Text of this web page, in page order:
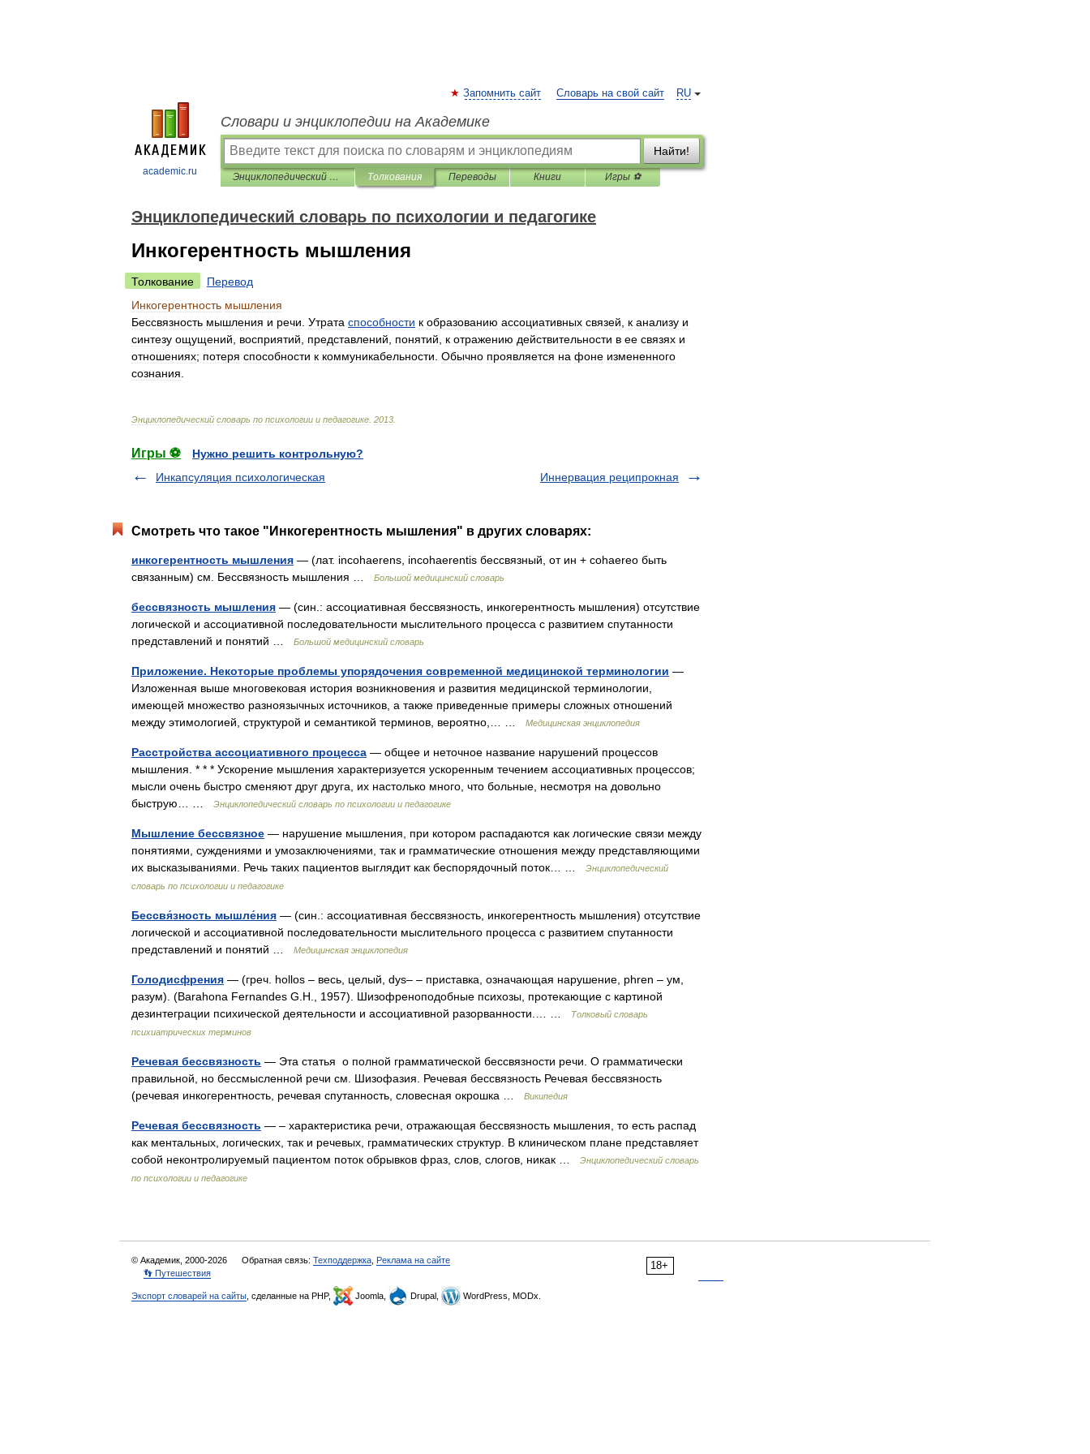
academic.ru
RU
Запомнить сайт Словарь на свой сайт
Словари и энциклопедии на Академике
Найти!
Энциклопедический словарь по психологии и педагогике Толкования Переводы Книги Игры ⚽
Энциклопедический словарь по психологии и педагогике
Инкогерентность мышления
Толкование
Перевод
Инкогерентность мышления
Бессвязность мышления и речи Утрата способности к образованию ассоциативных связей к анализу и
синтезу ощущений восприятий представлений понятий к отражению действительности в ее связях и
отношениях; потеря способности к коммуникабельности Обычно проявляется на фоне измененного
сознания
Энциклопедический словарь по психологии и педагогике 2013
Игры ⚽
Нужно решить контрольную?
Инкапсуляция психологическая
Иннервация реципрокная
Смотреть что такое "Инкогерентность мышления" в других словарях:
инкогерентность мышления — (лат. incohaerens, incohaerentis бессвязный, от ин + cohaereo быть
связанным) см. Бессвязность мышления …
Большой медицинский словарь
бессвязность мышления — (син.: ассоциативная бессвязность, инкогерентность мышления) отсутствие
логической и ассоциативной последовательности мыслительного процесса с развитием спутанности
представлений и понятий …
Большой медицинский словарь
Приложение. Некоторые проблемы упорядочения современной медицинской терминологии —
Изложенная выше многовековая история возникновения и развития медицинской терминологии,
имеющей множество разноязычных источников, а также приведенные примеры сложных отношений
между этимологией, структурой и семантикой терминов, вероятно,… …
Медицинская энциклопедия
Расстройства ассоциативного процесса — общее и неточное название нарушений процессов
мышления. * * * Ускорение мышления характеризуется ускоренным течением ассоциативных процессов;
мысли очень быстро сменяют друг друга, их настолько много, что больные, несмотря на довольно
быструю… …
Энциклопедический словарь по психологии и педагогике
Мышление бессвязное — нарушение мышления, при котором распадаются как логические связи между
понятиями, суждениями и умозаключениями, так и грамматические отношения между представляющими
их высказываниями. Речь таких пациентов выглядит как беспорядочный поток… …
Энциклопедический
словарь по психологии и педагогике
Бессвя́зность мышле́ния — (син.: ассоциативная бессвязность, инкогерентность мышления) отсутствие
логической и ассоциативной последовательности мыслительного процесса с развитием спутанности
представлений и понятий …
Медицинская энциклопедия
Голодисфрения — (греч. hollos – весь, целый, dys– – приставка, означающая нарушение, phren – ум,
разум). (Barahona Fernandes G.H., 1957). Шизофреноподобные психозы, протекающие с картиной
дезинтеграции психической деятельности и ассоциативной разорванности.… …
Толковый словарь
психиатрических терминов
Речевая бессвязность — Эта статья о полной грамматической бессвязности речи. О грамматически
правильной, но бессмысленной речи см. Шизофазия. Речевая бессвязность Речевая бессвязность
(речевая инкогерентность, речевая спутанность, словесная окрошка …
Википедия
Речевая бессвязность — – характеристика речи, отражающая бессвязность мышления, то есть распад
как ментальных, логических, так и речевых, грамматических структур. В клиническом плане представляет
собой неконтролируемый пациентом поток обрывков фраз, слов, слогов, никак …
Энциклопедический словарь
по психологии и педагогике
18+
© Академик, 2000-2026 Обратная связь: Техподдержка Реклама на сайте
👣 Путешествия
Экспорт словарей на сайты , сделанные на PHP, Joomla, Drupal, WordPress, MODx.